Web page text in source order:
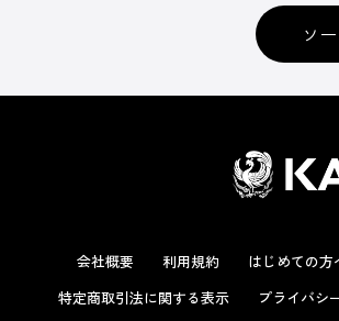
ソ
会社概要 利用規約 はじめての方
特定商取引法に関する表示
プライバシ